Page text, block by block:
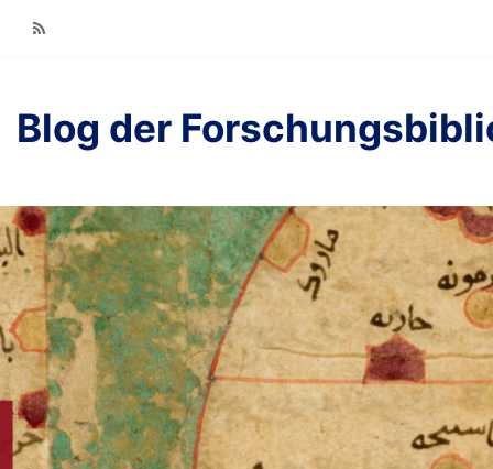
Blog der